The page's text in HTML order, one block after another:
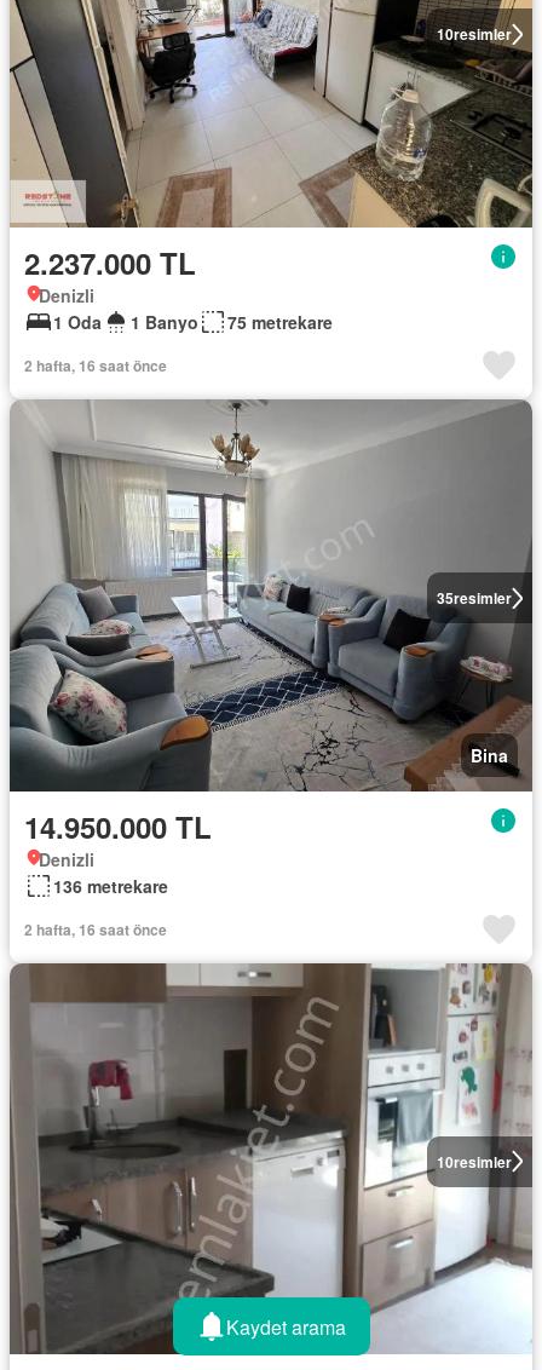
10resimler
2.237.000 TL
Denizli
1 Oda
1 Banyo 75 metrekare
2 hafta, 16 saat önce
35resimler
Bina
14.950.000 TL
Denizli
136 metrekare
2 hafta, 16 saat önce
10resimler
Kaydet arama